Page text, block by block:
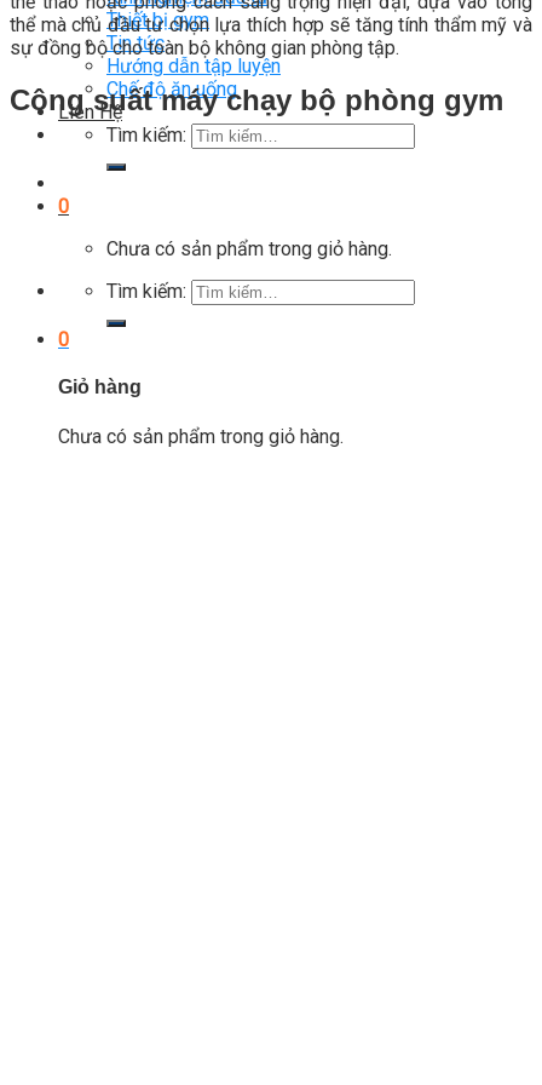
Thiết bị gym
Tin tức
Hướng dẫn tập luyện
Chế độ ăn uống
Liên Hệ
Tìm kiếm:
0
Chưa có sản phẩm trong giỏ hàng.
Tìm kiếm:
0
Giỏ hàng
Chưa có sản phẩm trong giỏ hàng.
thể mà chủ đầu tư chọn lựa thích hợp sẽ tăng tính thẩm mỹ và
sự đồng bộ cho toàn bộ không gian phòng tập.
Công suất máy chạy bộ phòng gym